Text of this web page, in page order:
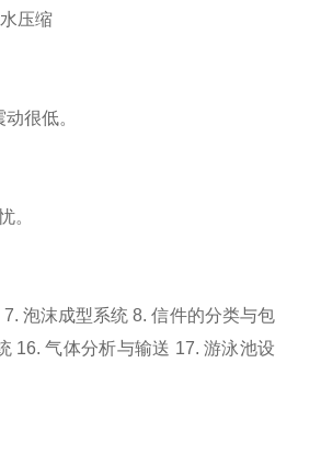
压缩
很低。
。
泡沫成型系统 8. 信件的分类与包
16. 气体分析与输送 17. 游泳池设